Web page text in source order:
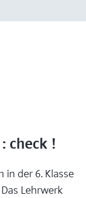
check !
in der 6. Klasse
Lehrwerk